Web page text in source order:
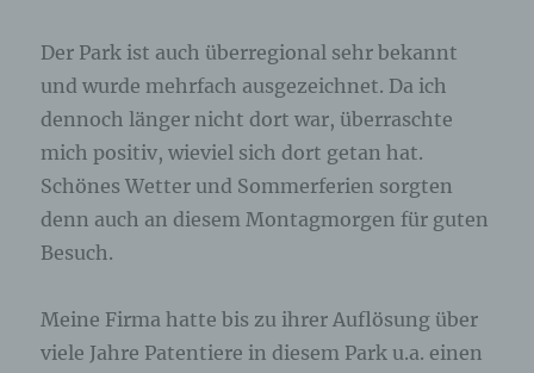
Der Park ist auch überregional sehr bekannt
und wurde mehrfach ausgezeichnet. Da ich
dennoch länger nicht dort war, überraschte
mich positiv, wieviel sich dort getan hat.
Schönes Wetter und Sommerferien sorgten
denn auch an diesem Montagmorgen für guten
Besuch.
Meine Firma hatte bis zu ihrer Auflösung über
viele Jahre Patentiere in diesem Park u.a. einen